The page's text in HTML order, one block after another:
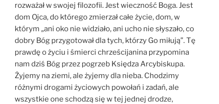
rozważał w swojej filozofii. Jest wieczność Boga. Jest
dom Ojca, do którego zmierzał całe życie, dom, w
którym „ani oko nie widziało, ani ucho nie słyszało, co
dobry Bóg przygotował dla tych, którzy Go miłują”. Tę
prawdę o życiu i śmierci chrześcijanina przypomina
nam dziś Bóg przez pogrzeb Księdza Arcybiskupa.
Żyjemy na ziemi, ale żyjemy dla nieba. Chodzimy
różnymi drogami życiowych powołań i zadań, ale
wszystkie one schodzą się w tej jednej drodze,